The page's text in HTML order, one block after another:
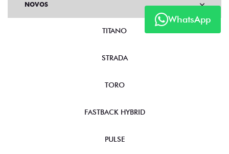
WhatsApp
NOVOS
TITANO
STRADA
TORO
FASTBACK HYBRID
PULSE